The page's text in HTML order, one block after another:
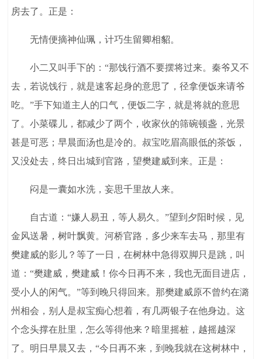
房去了。正是：
无情便摘神仙珮，计巧生留卿相貂。
小二又叫手下的：“那饯行酒不要摆将过来。秦爷又不
去，若说饯行，就是速客起身的意思了，径拿便饭来请爷
吃。”手下知道主人的口气，便饭二字，就是将就的意思
了。小菜碟儿，都减少了两个，收家伙的筛碗顿盏，光景
甚是可恶；早晨面汤也是冷的。叔宝吃眉高眼低的茶饭，
又没处去，终日出城到官路，望樊建威到来。正是：
闷是一囊如水洗，妄思千里故人来。
自古道：“嫌人易丑，等人易久。”望到夕阳时候，见
金风送暑，树叶飘黄。河桥官路，多少来车去马，那里有
樊建威的影儿？等了一日，在树林中急得双脚只是跳，叫
道：“樊建威，樊建威！你今日再不来，我也无面目进店，
受小人的闲气。”等到晚只得回来。那樊建威原不曾约在潞
州相会，别人是叔宝痴心想着，有几两银子在他身边。这
个念头撑在肚里，怎么等得他来？暗里摇桩，越摇越深
了。明日早晨又去，“今日再不来，到晚我就在这树林中，